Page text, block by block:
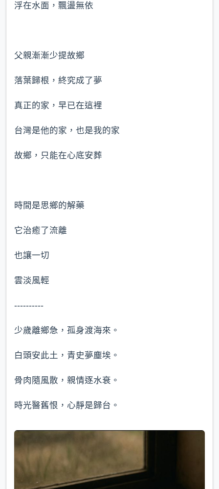
浮在水面，飄盪無依
父親漸漸少提故鄉
落葉歸根，終究成了夢
真正的家，早已在這裡
台灣是他的家，也是我的家
故鄉，只能在心底安葬
時間是思鄉的解藥
它治癒了流離
也讓一切
雲淡風輕
----------
少歲離鄉急，孤身渡海來。
白頭安此土，青史夢塵埃。
骨肉隨風散，親情逐水衰。
時光醫舊恨，心靜是歸台。